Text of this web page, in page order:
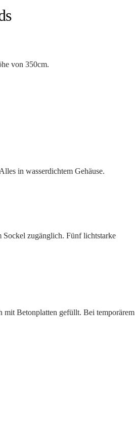
von 350cm.
in wasserdichtem Gehäuse.
Sockel zugänglich. Fünf lichtstarke
Betonplatten gefüllt. Bei temporärem